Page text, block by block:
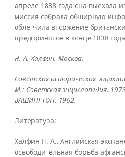
апреле 1838 года она выехала
миссия собрала обширную
облегчила вторжение
предпринятое в конце 1838
Н. А. Халфин. Москва.
Советская историческая
М.: Советская энциклопедия.
ВАШИНГТОН. 1962.
Литература:
Халфин Н. A., Английская
освободительная борьба